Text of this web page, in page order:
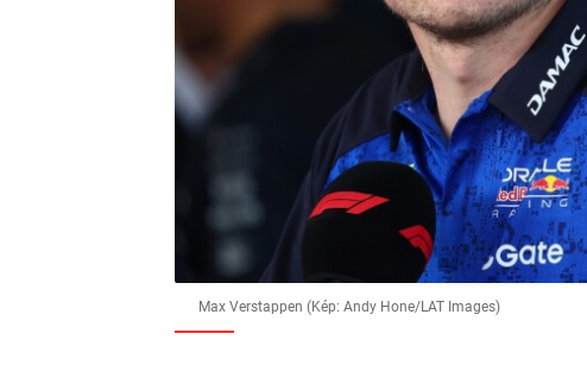
Max Verstappen (Kép: Andy Hone/LAT Images)